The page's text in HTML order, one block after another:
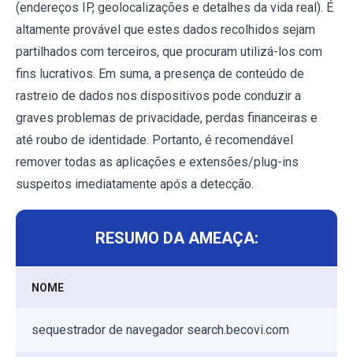
(endereços IP, geolocalizações e detalhes da vida real). É
altamente provável que estes dados recolhidos sejam
partilhados com terceiros, que procuram utilizá-los com
fins lucrativos. Em suma, a presença de conteúdo de
rastreio de dados nos dispositivos pode conduzir a
graves problemas de privacidade, perdas financeiras e
até roubo de identidade. Portanto, é recomendável
remover todas as aplicações e extensões/plug-ins
suspeitos imediatamente após a detecção.
RESUMO DA AMEAÇA:
NOME
sequestrador de navegador search.becovi.com